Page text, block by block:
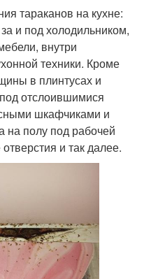
тараканов на кухне:
и под холодильником,
внутри
техники. Кроме
в плинтусах и
отслоившимися
шкафчиками и
на полу под рабочей
и так далее.